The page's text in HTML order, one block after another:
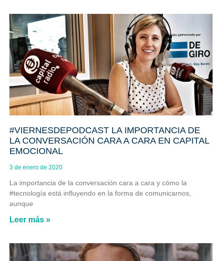
#VIERNESDEPODCAST LA IMPORTANCIA DE
LA CONVERSACIÓN CARA A CARA EN CAPITAL
EMOCIONAL
3 de enero de 2020
La importancia de la conversación cara a cara y cómo la
#tecnología está influyendo en la forma de comunicarnos,
aunque
Leer más »